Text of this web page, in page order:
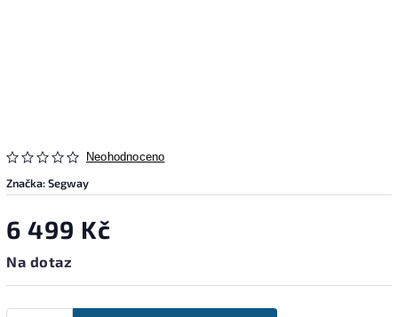
Neohodnoceno
Značka:Segway
6 499 Kč
Na dotaz